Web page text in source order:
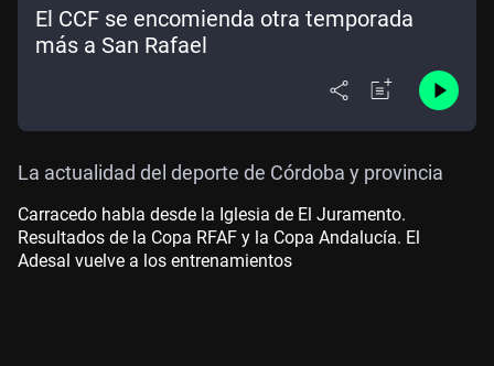
El CCF se encomienda otra temporada
más a San Rafael
La actualidad del deporte de Córdoba y provincia
Carracedo habla desde la Iglesia de El Juramento.
Resultados de la Copa RFAF y la Copa Andalucía. El
Adesal vuelve a los entrenamientos